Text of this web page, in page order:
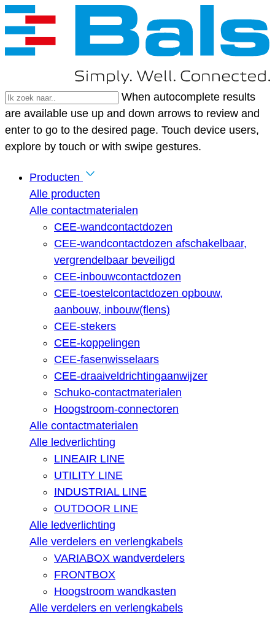
When autocomplete results
are available use up and down arrows to review and
enter to go to the desired page. Touch device users,
explore by touch or with swipe gestures.
Producten
Alle producten
Alle contactmaterialen
CEE-wandcontactdozen
CEE-wandcontactdozen afschakelbaar,
vergrendelbaar beveiligd
CEE-inbouwcontactdozen
CEE-toestelcontactdozen opbouw,
aanbouw, inbouw(flens)
CEE-stekers
CEE-koppelingen
CEE-fasenwisselaars
CEE-draaiveldrichtingaanwijzer
Schuko-contactmaterialen
Hoogstroom-connectoren
Alle contactmaterialen
Alle ledverlichting
LINEAIR LINE
UTILITY LINE
INDUSTRIAL LINE
OUTDOOR LINE
Alle ledverlichting
Alle verdelers en verlengkabels
VARIABOX wandverdelers
FRONTBOX
Hoogstroom wandkasten
Alle verdelers en verlengkabels